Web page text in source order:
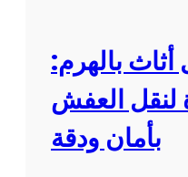
بالهرم:
لنقل العفش
بأمان ودقة